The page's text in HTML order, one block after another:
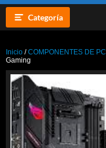
Categoría
Inicio /COMPONENTES DE PC
Gaming